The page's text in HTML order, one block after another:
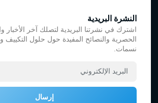
النشرة البريدية
اشترك في نشرتنا البريدية لتصلك آخر الأخبار
الحصرية والنصائح المفيدة حول حلول التكييف
نسمات.
إرسال